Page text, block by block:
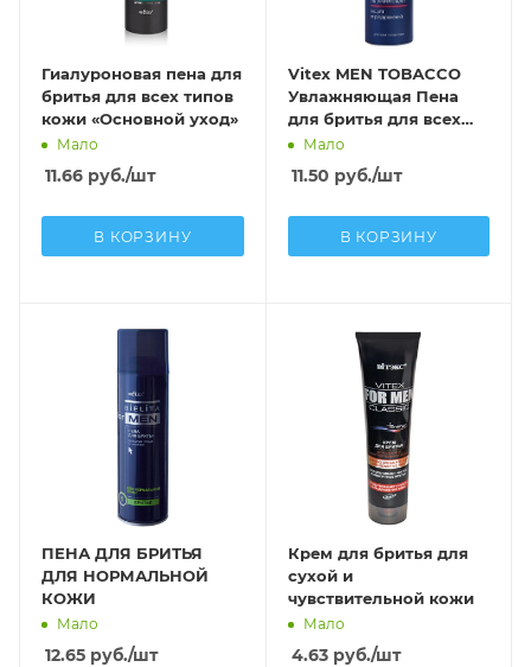
Гиалуроновая пена для
бритья для всех типов
кожи «Основной уход»
Мало
11.66 руб./шт
В КОРЗИНУ
Vitex MEN TOBACCO
Увлажняющая Пена
для бритья для всех
типов кожи
Мало
11.50 руб./шт
В КОРЗИНУ
ПЕНА ДЛЯ БРИТЬЯ
ДЛЯ НОРМАЛЬНОЙ
КОЖИ
Мало
12.65 руб./шт
Крем для бритья для
сухой и
чувствительной кожи
Мало
4.63руб./шт